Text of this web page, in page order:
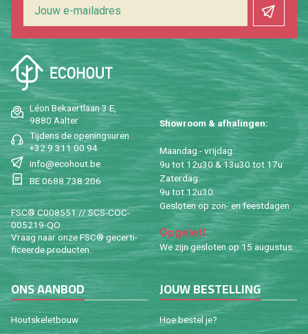
Léon Be­kaert­laan 3 E,
9880 Aal­ter
Tij­dens de ope­nings­uren
+32 9 311 00 94
info@​ecohout.​be
BE 0688 738 206
FSC® C008551 // SCS-COC-
005219-QO
Vraag naar onze FSC® ge­cer­ti­
fi­ceer­de pro­duc­ten.
Show­room & af­ha­lin­gen:
Maan­dag - vrij­dag:
9u tot 12u30 & 13u30 tot 17u
Za­ter­dag:
9u tot 12u30
Ge­slo­ten op zon- en feest­da­gen
Op­ge­let!
We zijn ge­slo­ten op 15 au­gus­tus.
ONS AAN­BOD
Houtske­let­bouw
JOUW BE­STEL­LING
Hoe be­stel je?